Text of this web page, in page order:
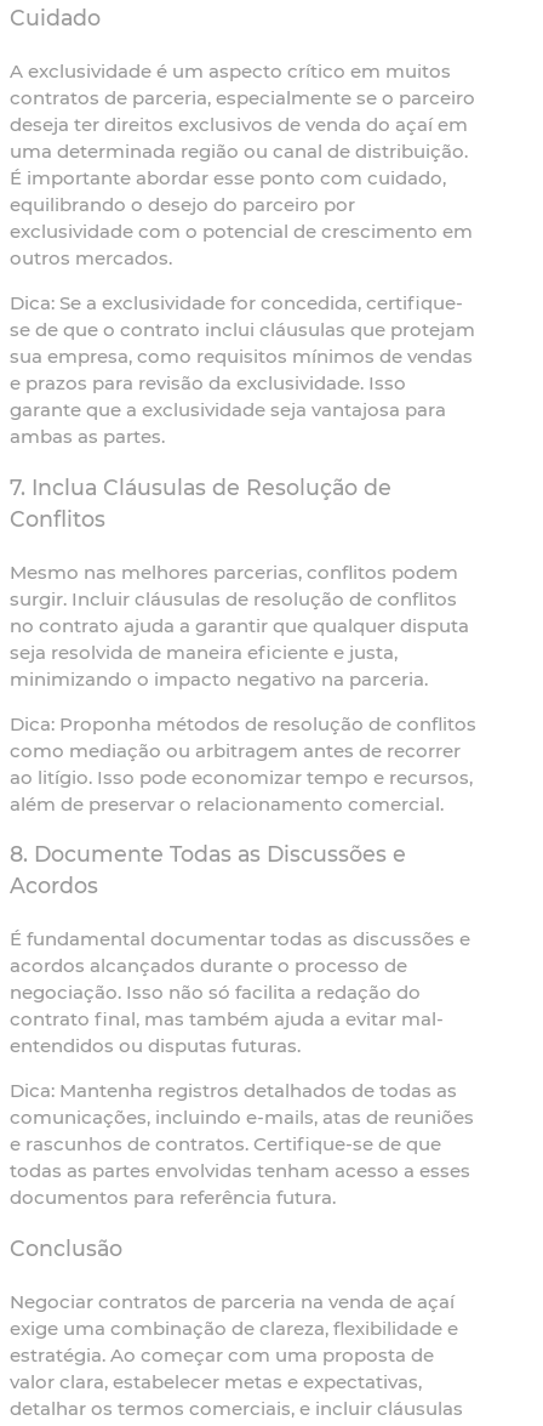
Cuidado
A exclusividade é um aspecto crítico em muitos
contratos de parceria, especialmente se o parceiro
deseja ter direitos exclusivos de venda do açaí em
uma determinada região ou canal de distribuição.
É importante abordar esse ponto com cuidado,
equilibrando o desejo do parceiro por
exclusividade com o potencial de crescimento em
outros mercados.
Dica: Se a exclusividade for concedida, certifique-
se de que o contrato inclui cláusulas que protejam
sua empresa, como requisitos mínimos de vendas
e prazos para revisão da exclusividade. Isso
garante que a exclusividade seja vantajosa para
ambas as partes.
7. Inclua Cláusulas de Resolução de
Conflitos
Mesmo nas melhores parcerias, conflitos podem
surgir. Incluir cláusulas de resolução de conflitos
no contrato ajuda a garantir que qualquer disputa
seja resolvida de maneira eficiente e justa,
minimizando o impacto negativo na parceria.
Dica: Proponha métodos de resolução de conflitos
como mediação ou arbitragem antes de recorrer
ao litígio. Isso pode economizar tempo e recursos,
além de preservar o relacionamento comercial.
8. Documente Todas as Discussões e
Acordos
É fundamental documentar todas as discussões e
acordos alcançados durante o processo de
negociação. Isso não só facilita a redação do
contrato final, mas também ajuda a evitar mal-
entendidos ou disputas futuras.
Dica: Mantenha registros detalhados de todas as
comunicações, incluindo e-mails, atas de reuniões
e rascunhos de contratos. Certifique-se de que
todas as partes envolvidas tenham acesso a esses
documentos para referência futura.
Conclusão
Negociar contratos de parceria na venda de açaí
exige uma combinação de clareza, flexibilidade e
estratégia. Ao começar com uma proposta de
valor clara, estabelecer metas e expectativas,
detalhar os termos comerciais, e incluir cláusulas